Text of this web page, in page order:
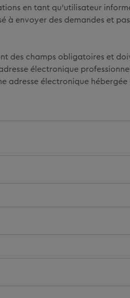
en tant qu’utilisateur
à envoyer des demandes et
des champs obligatoires et
électronique
adresse électronique